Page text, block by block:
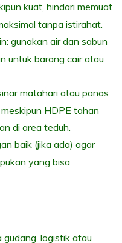
kuat, hindari memuat
tanpa istirahat.
gunakan air dan sabun
untuk barang cair atau
matahari atau panas
HDPE tahan
di area teduh.
baik (jika ada) agar
yang bisa
logistik atau